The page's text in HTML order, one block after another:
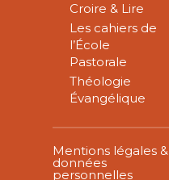
Croire & Lire
Les cahiers de
l’École
Pastorale
Théologie
Évangélique
Mentions légales &
données
personnelles